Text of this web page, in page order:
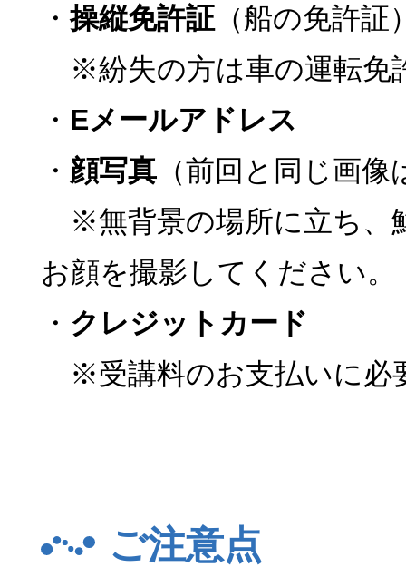
・操縦免許証（船の免許証
※紛失の方は車の運転免
・ Eメールアドレス
・ 顔写真（前回と同じ画像
※無背景の場所に立ち、
お顔を撮影してください。
・ クレジットカード
※受講料のお支払いに必
ご注意点